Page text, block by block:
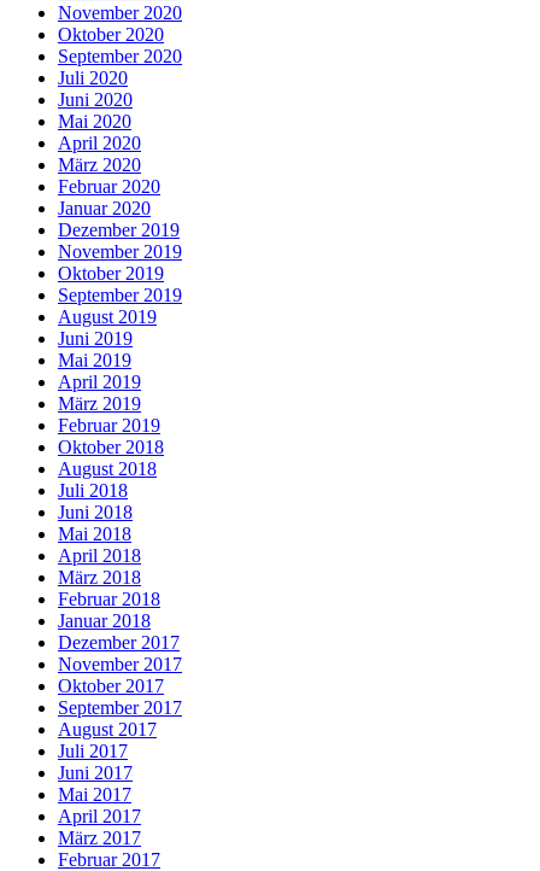
November 2020
Oktober 2020
September 2020
Juli 2020
Juni 2020
Mai 2020
April 2020
März 2020
Februar 2020
Januar 2020
Dezember 2019
November 2019
Oktober 2019
September 2019
August 2019
Juni 2019
Mai 2019
April 2019
März 2019
Februar 2019
Oktober 2018
August 2018
Juli 2018
Juni 2018
Mai 2018
April 2018
März 2018
Februar 2018
Januar 2018
Dezember 2017
November 2017
Oktober 2017
September 2017
August 2017
Juli 2017
Juni 2017
Mai 2017
April 2017
März 2017
Februar 2017